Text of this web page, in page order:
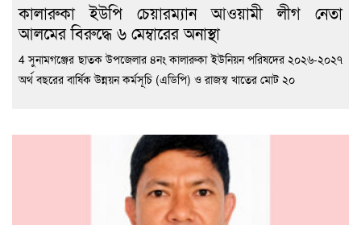
কালারুকা ইউপি চেয়ারম্যান আওয়ামী লীগ নেতা
আলমের বিরুদ্ধে ৬ মেম্বারের অনাস্থা
4 সুনামগঞ্জের ছাতক উপজেলার ৪নং কালারুকা ইউনিয়ন পরিষদের ২০২৬-২০২৭
অর্থ বছরের বার্ষিক উন্নয়ন কর্মসূচি (এডিপি) ও রাজস্ব খাতের মোট ২০